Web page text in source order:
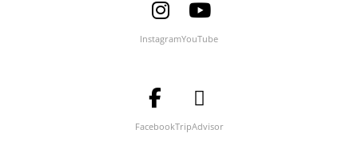
InstagramYouTube
FacebookTripAdvisor